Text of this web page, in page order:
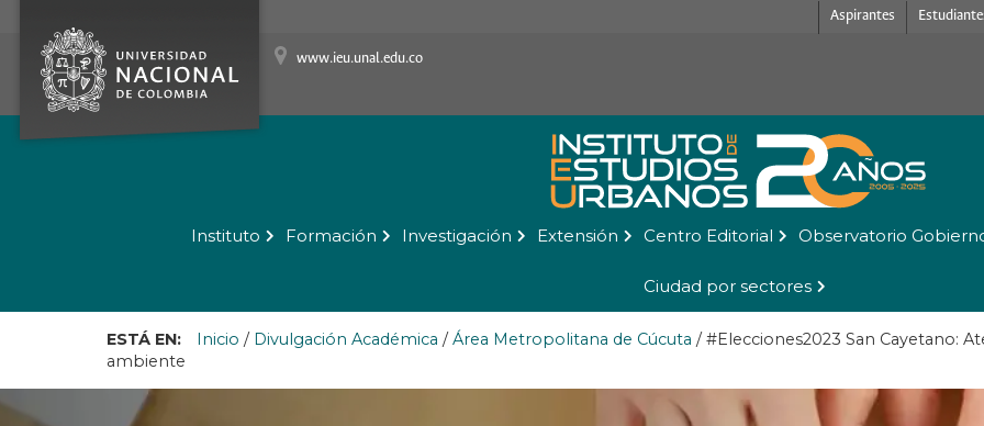
Aspirantes
www.ieu.unal.edu.co
Instituto Formación Investigación Extensión Centro Editorial Observatorio
Ciudad por sectores
ESTÁ EN: Inicio / Divulgación Académica /Área Metropolitana de Cúcuta /#Elecciones2023 San Cayetano:
ambiente